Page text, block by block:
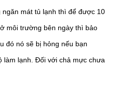
ngăn mát tủ lạnh thì để được 10
môi trường bên ngày thì bảo
đó nó sẽ bị hỏng nếu bạn
làm lạnh. Đối với chả mực chưa